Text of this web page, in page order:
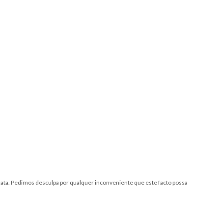
Pedimos desculpa por qualquer inconveniente que este facto possa